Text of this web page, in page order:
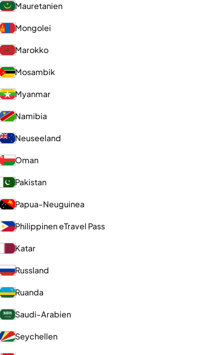
Mauretanien
Mongolei
Marokko
Mosambik
Myanmar
Namibia
Neuseeland
Oman
Pakistan
Papua-Neuguinea
Philippinen eTravel Pass
Katar
Russland
Ruanda
Saudi-Arabien
Seychellen